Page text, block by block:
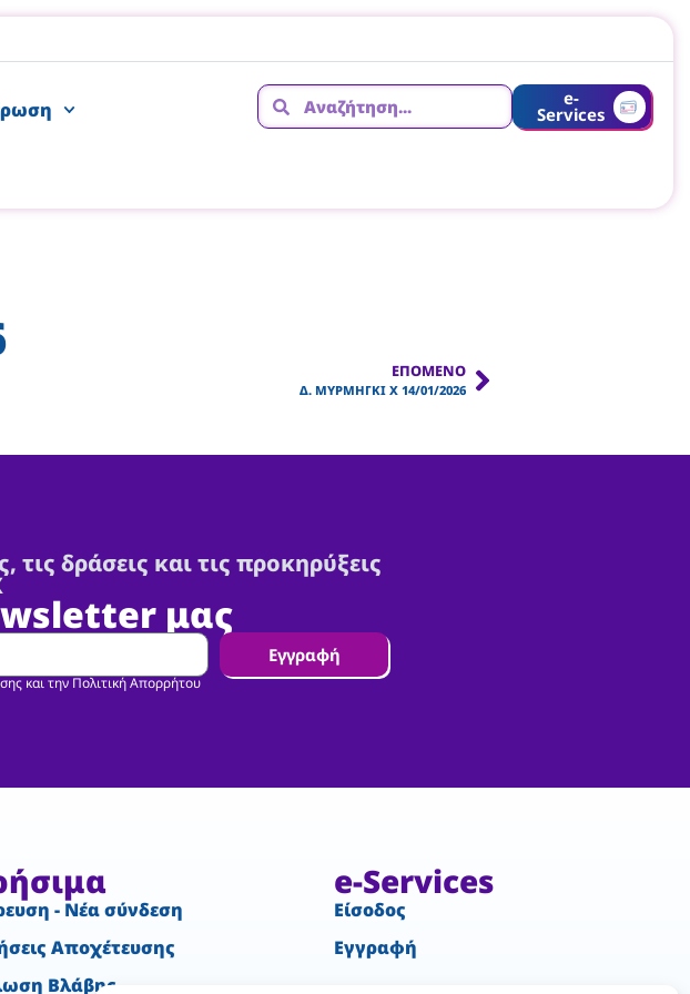
e-
Services
ΕΠΌΜΕΝΟ
Δ. ΜΥΡΜΗΓΚΙ Χ 14/01/2026
δράσεις και τις προκηρύξεις
μας
Εγγραφή
και την Πολιτική Απορρήτου
- Νέα σύνδεση
Αποχέτευσης
Βλάβης
e-Services
Είσοδος
Εγγραφή